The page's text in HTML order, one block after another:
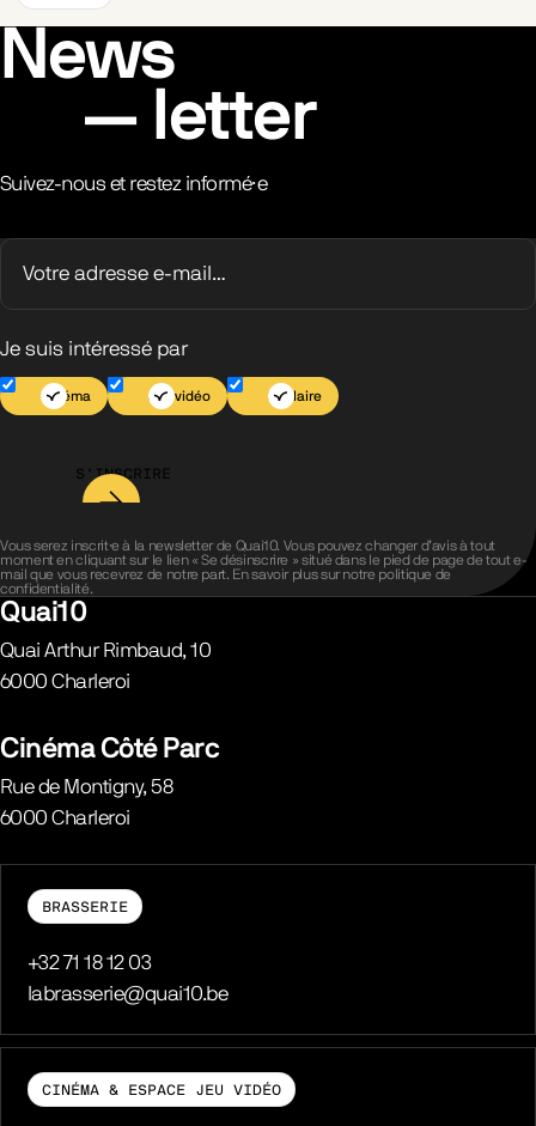
News
letter
Suivez-nous et restez informé·e
Je suis intéressé par
Cinéma Jeu vidéo Scolaire
S’INSCRIRE
Vous serez inscrit·e à la newsletter de Quai10. Vous pouvez changer d’avis à tout
moment en cliquant sur le lien « Se désinscrire » situé dans le pied de page de tout e-
mail que vous recevrez de notre part. En savoir plus sur notre politique de
confidentialité.
Quai10
Quai Arthur Rimbaud, 10
6000 Charleroi
Cinéma Côté Parc
Rue de Montigny, 58
6000 Charleroi
BRASSERIE
Téléphone
+32 71 18 12 03
E-mail
labrasserie@quai10.be
CINÉMA & ESPACE JEU VIDÉO